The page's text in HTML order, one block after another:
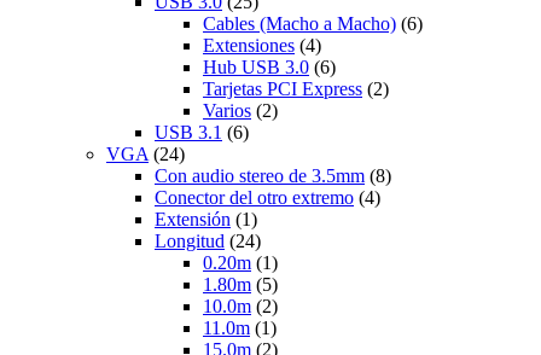
Cables (Macho a Macho) (6)
Extensiones (4)
Hub USB 3.0 (6)
Tarjetas PCI Express (2)
Varios (2)
USB 3.1 (6)
VGA (24)
Con audio stereo de 3.5mm (8)
Conector del otro extremo (4)
Extensión (1)
Longitud (24)
0.20m (1)
1.80m (5)
10.0m (2)
11.0m (1)
15.0m (2)